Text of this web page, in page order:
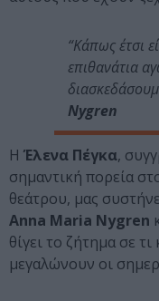
“Κάπως έτσι
επιθανάτια
Nygren
Η Έλενα Πέγκα,
σημαντική πορεία
θεάτρου, μας
Anna Maria Nygren
θίγει το ζήτημα σε
μεγαλώνουν οι